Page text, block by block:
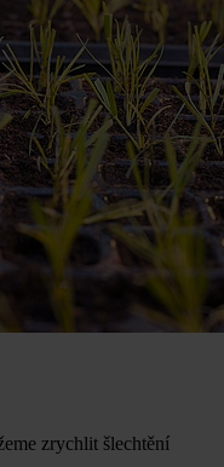
zrychlit šlechtění